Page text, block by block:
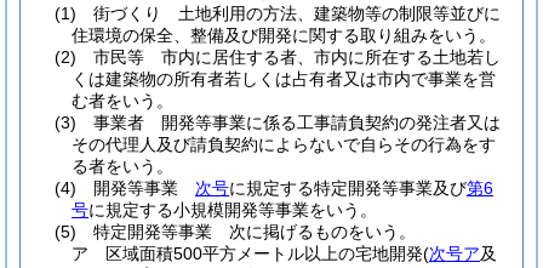
(1)
街づくり 土地利用の方法、建築物等の制限等並びに
住環境の保全、整備及び開発に関する取り組みをいう。
(2)
市民等 市内に居住する者、市内に所在する土地若し
くは建築物の所有者若しくは占有者又は市内で事業を営
む者をいう。
(3)
事業者 開発等事業に係る工事請負契約の発注者又は
その代理人及び請負契約によらないで自らその行為をす
る者をいう。
(4)
開発等事業 次号に規定する特定開発等事業及び第6
号に規定する小規模開発等事業をいう。
(5)
特定開発等事業 次に掲げるものをいう。
ア
区域面積500平方メートル以上の宅地開発(次号ア及